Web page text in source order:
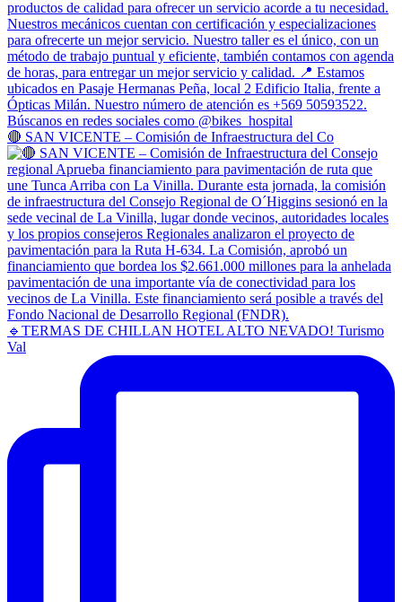
🔴 SAN VICENTE – Comisión de Infraestructura del Co
🔹TERMAS DE CHILLAN HOTEL ALTO NEVADO! Turismo
Val